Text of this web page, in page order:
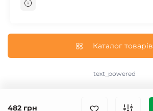
482 грн
Запчасти на мотоцикл Ява
Запчасти на мотоцикл Восход
Запчасти на Дельту / Delta
Запчасти на скутер Honda
Запчасти на скутер Suzuki
Доставка и Оплата
Пользовательское соглашение
Каталог товарів
text_powered